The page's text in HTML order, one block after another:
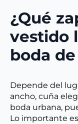
¿Qué
vestido
boda
Depende del
ancho, cuña
boda urbana,
Lo importante